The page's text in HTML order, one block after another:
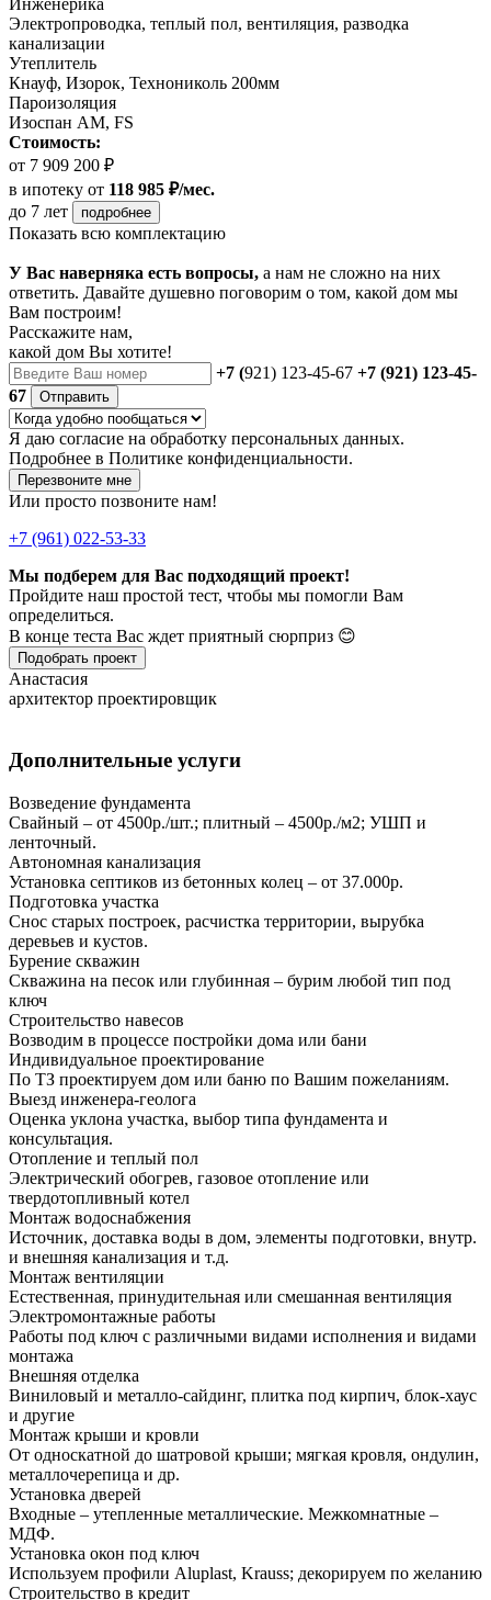
Электропроводка, теплый пол, вентиляция, разводка
канализации
Утеплитель
Кнауф, Изорок, Технониколь 200мм
Пароизоляция
Изоспан AM, FS
Стоимость:
от 7 909 200 ₽
в ипотеку от 118 985 ₽/мес.
до 7 лет
подробнее
Показать всю комплектацию
У Вас наверняка есть вопросы, а нам не сложно на них
ответить. Давайте душевно поговорим о том, какой дом мы
Вам построим!
Расскажите нам,
какой дом Вы хотите!
+7 (921) 123-45-67 +7 (921) 123-45-
67
Отправить
Я даю согласие на обработку персональных данных.
Подробнее в Политике конфиденциальности.
Перезвоните мне
Или просто позвоните нам!
+7 (961) 022-53-33
Мы подберем для Вас подходящий проект!
Пройдите наш простой тест, чтобы мы помогли Вам
определиться.
В конце теста Вас ждет приятный сюрприз 😊
Подобрать проект
Анастасия
архитектор проектировщик
Дополнительные услуги
Возведение фундамента
Свайный – от 4500р./шт.; плитный – 4500р./м2; УШП и
ленточный.
Автономная канализация
Установка септиков из бетонных колец – от 37.000р.
Подготовка участка
Снос старых построек, расчистка территории, вырубка
деревьев и кустов.
Бурение скважин
Скважина на песок или глубинная – бурим любой тип под
ключ
Строительство навесов
Возводим в процессе постройки дома или бани
Индивидуальное проектирование
По ТЗ проектируем дом или баню по Вашим пожеланиям.
Выезд инженера-геолога
Оценка уклона участка, выбор типа фундамента и
консультация.
Отопление и теплый пол
Электрический обогрев, газовое отопление или
твердотопливный котел
Монтаж водоснабжения
Источник, доставка воды в дом, элементы подготовки, внутр.
и внешняя канализация и т.д.
Монтаж вентиляции
Естественная, принудительная или смешанная вентиляция
Электромонтажные работы
Работы под ключ с различными видами исполнения и видами
монтажа
Внешняя отделка
Виниловый и металло-сайдинг, плитка под кирпич, блок-хаус
и другие
Монтаж крыши и кровли
От односкатной до шатровой крыши; мягкая кровля, ондулин,
металлочерепица и др.
Установка дверей
Входные – утепленные металлические. Межкомнатные –
МДФ.
Установка окон под ключ
Используем профили Aluplast, Krauss; декорируем по желанию
Строительство в кредит